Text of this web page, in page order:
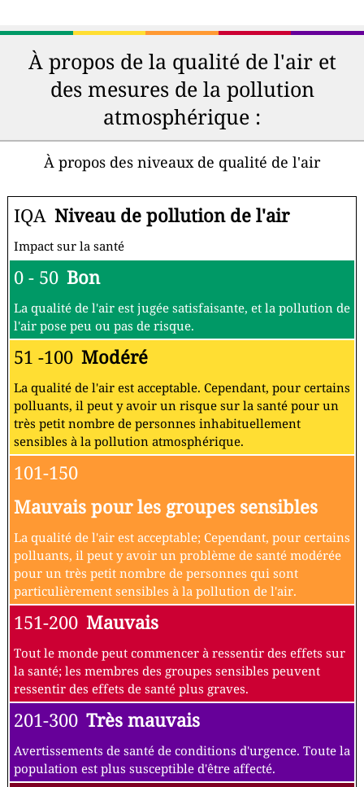
À propos de la qualité de l'air et
des mesures de la pollution
atmosphérique :
À propos des niveaux de qualité de l'air
IQA Niveau de pollution de l'air
Impact sur la santé
0 - 50 Bon
La qualité de l'air est jugée satisfaisante, et la pollution de
l'air pose peu ou pas de risque.
51 -100 Modéré
La qualité de l'air est acceptable. Cependant, pour certains
polluants, il peut y avoir un risque sur la santé pour un
très petit nombre de personnes inhabituellement
sensibles à la pollution atmosphérique.
101-150
Mauvais pour les groupes sensibles
La qualité de l'air est acceptable; Cependant, pour certains
polluants, il peut y avoir un problème de santé modérée
pour un très petit nombre de personnes qui sont
particulièrement sensibles à la pollution de l'air.
151-200 Mauvais
Tout le monde peut commencer à ressentir des effets sur
la santé; les membres des groupes sensibles peuvent
ressentir des effets de santé plus graves.
201-300 Très mauvais
Avertissements de santé de conditions d'urgence. Toute la
population est plus susceptible d'être affecté.